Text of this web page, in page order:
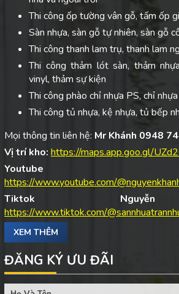
Thi công ốp tường vân gỗ, tấm ốp
Sàn nhựa, sàn gỗ tự nhiên, sàn gỗ
Thi công thanh lam trụ, thanh lam
Thi công thảm lót sàn, thảm
vinyl, thảm sự kiện
Thi công phào chỉ nhựa PS, chỉ
Thi công tủ nhựa, kệ nhựa, tủ bếp
Mọi thông tin liên hệ: Mr Khánh 0948
Vị trí kho: https://maps.app.goo.gl/
Youtube
https://www.youtube.com/
Tiktok
https://www.tiktok.com/
XEM THÊM
ĐĂNG KÝ ƯU ĐÃI